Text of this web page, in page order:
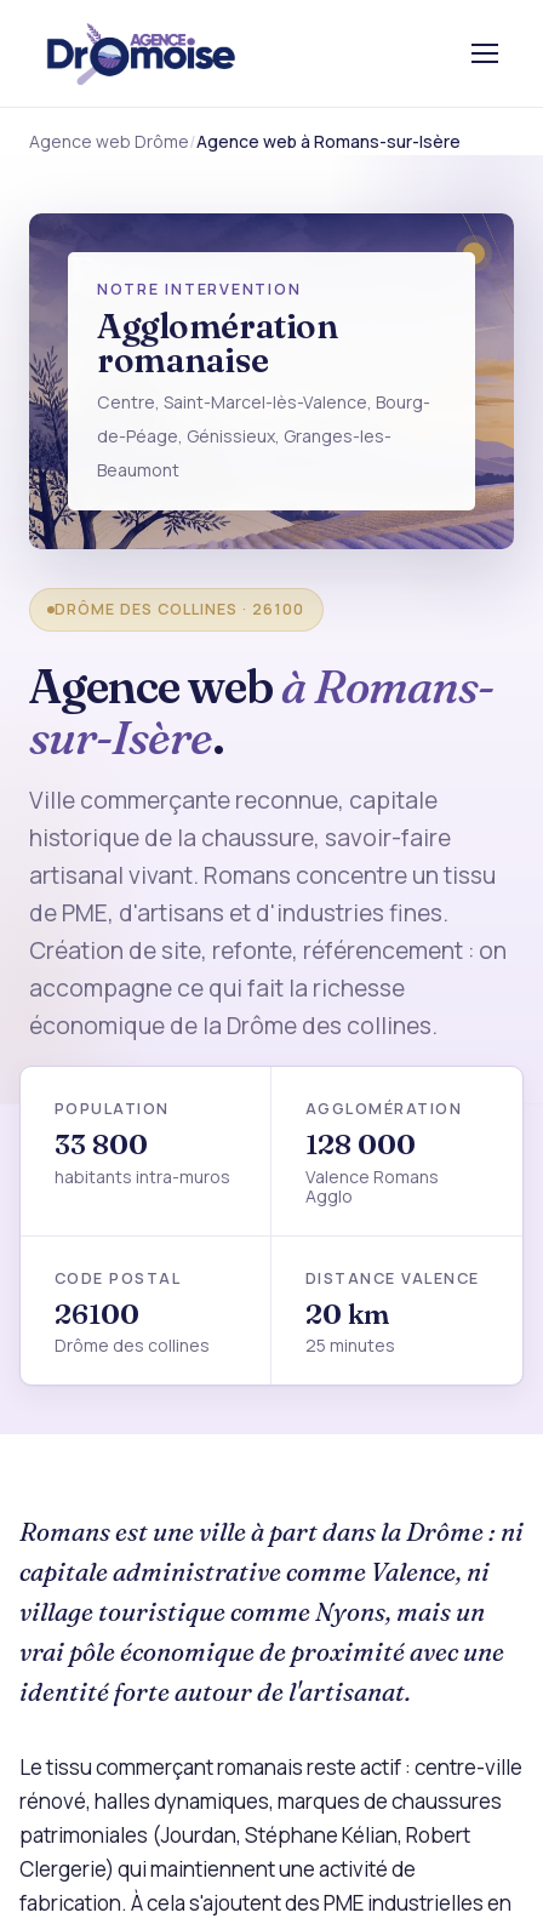
Agence web Drôme Agence web à Romans-sur-Isère
DRÔME DES COLLINES · 26100
Agence webà Romans-
sur-Isère.
Ville commerçante reconnue, capitale
historique de la chaussure, savoir-faire
artisanal vivant. Romans concentre un tissu
de PME, d'artisans et d'industries fines.
Création de site, refonte, référencement : on
accompagne ce qui fait la richesse
économique de la Drôme des collines.
Romans
DRÔME DES COLLINES
NOTRE INTERVENTION
Agglomération
romanaise
Centre, Saint-Marcel-lès-Valence, Bourg-
de-Péage, Génissieux, Granges-les-
Beaumont
POPULATION
33 800
habitants intra-muros
AGGLOMÉRATION
128 000
Valence Romans
Agglo
CODE POSTAL
26100
Drôme des collines
DISTANCE VALENCE
20 km
25 minutes
Romans est une ville à part dans la Drôme : ni
capitale administrative comme Valence, ni
village touristique comme Nyons, mais un
vrai pôle économique de proximité avec une
identité forte autour de l'artisanat.
Le tissu commerçant romanais reste actif : centre-ville
rénové, halles dynamiques, marques de chaussures
patrimoniales (Jourdan, Stéphane Kélian, Robert
Clergerie) qui maintiennent une activité de
fabrication. À cela s'ajoutent des PME industrielles en